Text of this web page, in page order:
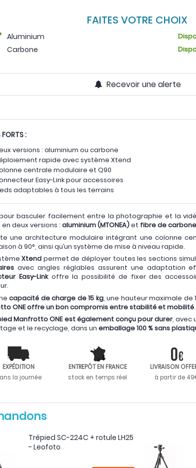
FAITES VOTRE CHOIX
Aluminium
Carbone
Recevoir une alerte
:
versions : aluminium ou carbone
rapide avec système Xtend
centrale modulaire et Q90
Easy-Link pour accessoires
adaptables à tous les terrains
basculer facilement entre la photographie et la
deux versions : aluminium (MTONEA)et fibre de carbone
une architecture modulaire intégrant une colonne
à 90°, ainsi qu’un système de mise à niveau rapide.
Xtend permet de déployer toutes les sections
avec angles réglables assurent une adaptation
Easy-Linkoffre la possibilité de fixer des
capacité de charge de 15 kg, une hauteur maximale de
ONE offre un bon compromis entre stabilité et mobilité.
Manfrotto ONE est également conçu pour durer, avec
et le recyclage, dans un emballage 100 % sans
EXPÉDITION
la journée
ENTREPÔT EN FRANCE
stock en temps réel
LIVRAISON
à partir de
Trépied SC-224C + rotule LH25
- Leofoto